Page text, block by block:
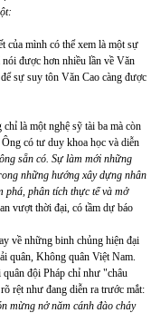
của mình có thể xem là một sự
được hơn nhiều lần về Văn
sự suy tôn Văn Cao càng được
là một nghệ sỹ tài ba mà còn
có tư duy khoa học và diễn
sẵn có. Sự làm mới những
những hướng xây dựng nhân
phá, phân tích thực tế và mở
vượt thời đại, có tầm dự báo
về những binh chủng hiện đại
quân, Không quân Việt Nam.
đội Pháp chỉ như "châu
rệt như đang diễn ra trước mắt:
mừng nở năm cánh đào chảy